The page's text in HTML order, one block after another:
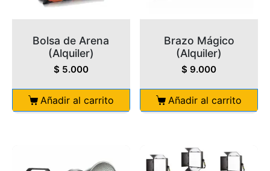
Bolsa de Arena
(Alquiler)
$ 5.000
Añadir al carrito
Brazo Mágico
(Alquiler)
$ 9.000
Añadir al carrito